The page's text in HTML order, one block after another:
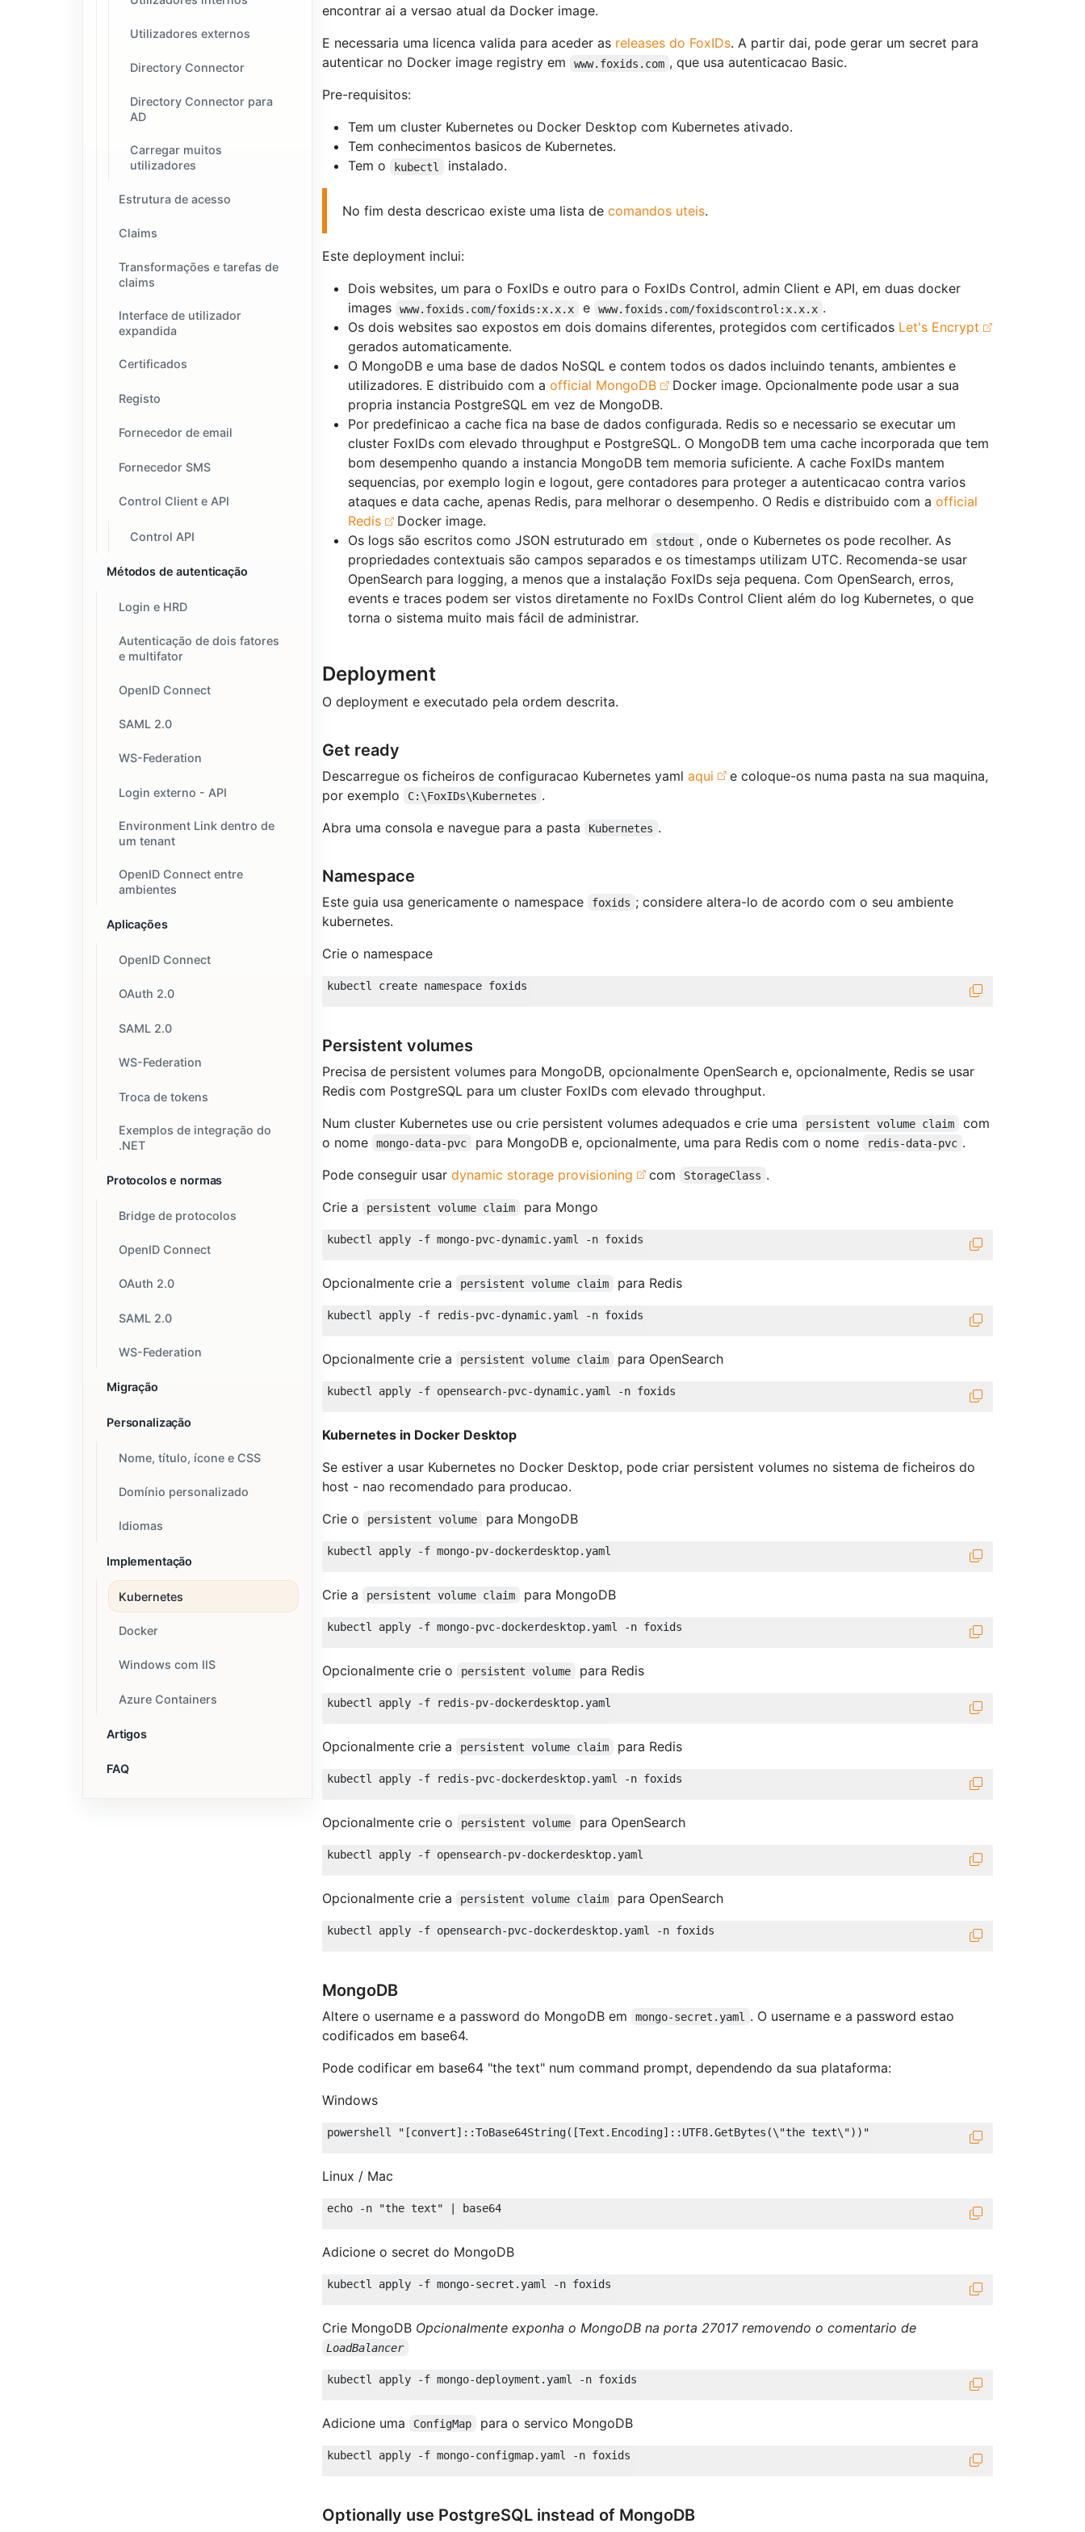
Utilizadores externos
Directory Connector
Directory Connector para
AD
Carregar muitos
utilizadores
Estrutura de acesso
Claims
Transformações e tarefas de
claims
Interface de utilizador
expandida
Certificados
Registo
Fornecedor de email
Fornecedor SMS
Control Client e API
Control API
Métodos de autenticação
Login e HRD
Autenticação de dois fatores
e multifator
OpenID Connect
SAML 2.0
WS-Federation
Login externo - API
Environment Link dentro de
um tenant
OpenID Connect entre
ambientes
Aplicações
OpenID Connect
OAuth 2.0
SAML 2.0
WS-Federation
Troca de tokens
Exemplos de integração do
.NET
Protocolos e normas
Bridge de protocolos
OpenID Connect
OAuth 2.0
SAML 2.0
WS-Federation
Migração
Personalização
Nome, título, ícone e CSS
Domínio personalizado
Idiomas
Implementação
Kubernetes
Docker
Windows com IIS
Azure Containers
Artigos
FAQ
encontrar ai a versao atual da Docker image.
E necessaria uma licenca valida para aceder as releases do FoxIDs. A partir dai, pode gerar um secret para
autenticar no Docker image registry em
www.foxids.com , que usa autenticacao Basic.
Pre-requisitos:
Tem um cluster Kubernetes ou Docker Desktop com Kubernetes ativado.
Tem conhecimentos basicos de Kubernetes.
Tem o
kubectl instalado.
No fim desta descricao existe uma lista decomandos uteis.
Este deployment inclui:
Dois websites, um para o FoxIDs e outro para o FoxIDs Control, admin Client e API, em duas docker
images
www.foxids.com/foxids:x.x.x e www.foxids.com/foxidscontrol:x.x.x .
Os dois websites sao expostos em dois domains diferentes, protegidos com certificados Let's Encrypt
gerados automaticamente.
O MongoDB e uma base de dados NoSQL e contem todos os dados incluindo tenants, ambientes e
utilizadores. E distribuido com a official MongoDB
Docker image. Opcionalmente pode usar a sua
propria instancia PostgreSQL em vez de MongoDB.
Por predefinicao a cache fica na base de dados configurada. Redis so e necessario se executar um
cluster FoxIDs com elevado throughput e PostgreSQL. O MongoDB tem uma cache incorporada que tem
bom desempenho quando a instancia MongoDB tem memoria suficiente. A cache FoxIDs mantem
sequencias, por exemplo login e logout, gere contadores para proteger a autenticacao contra varios
ataques e data cache, apenas Redis, para melhorar o desempenho. O Redis e distribuido com a official
Redis
Docker image.
Os logs são escritos como JSON estruturado em
stdout , onde o Kubernetes os pode recolher. As
propriedades contextuais são campos separados e os timestamps utilizam UTC. Recomenda-se usar
OpenSearch para logging, a menos que a instalação FoxIDs seja pequena. Com OpenSearch, erros,
events e traces podem ser vistos diretamente no FoxIDs Control Client além do log Kubernetes, o que
torna o sistema muito mais fácil de administrar.
Deployment
O deployment e executado pela ordem descrita.
Get ready
Descarregue os ficheiros de configuracao Kubernetes yaml aqui
e coloque-os numa pasta na sua maquina,
por exemplo
C:\FoxIDs\Kubernetes .
Abra uma consola e navegue para a pasta
Kubernetes .
Namespace
Este guia usa genericamente o namespace foxids ; considere altera-lo de acordo com o seu ambiente
kubernetes.
Crie o namespace
Persistent volumes
Precisa de persistent volumes para MongoDB, opcionalmente OpenSearch e, opcionalmente, Redis se usar
Redis com PostgreSQL para um cluster FoxIDs com elevado throughput.
Num cluster Kubernetes use ou crie persistent volumes adequados e crie uma
persistent volume claim
com
o nome
mongo-data-pvc para MongoDB e, opcionalmente, uma para Redis com o nome redis-data-pvc .
Pode conseguir usar dynamic storage provisioning com StorageClass .
Crie a
persistent volume claim para Mongo
Opcionalmente crie a persistent volume claim para Redis
Opcionalmente crie a persistent volume claim para OpenSearch
Kubernetes in Docker Desktop
Se estiver a usar Kubernetes no Docker Desktop, pode criar persistent volumes no sistema de ficheiros do
host - nao recomendado para producao.
Crie o
persistent volume para MongoDB
Crie a persistent volume claim para MongoDB
Opcionalmente crie o persistent volume para Redis
Opcionalmente crie a persistent volume claim para Redis
Opcionalmente crie o persistent volume para OpenSearch
Opcionalmente crie a persistent volume claim para OpenSearch
MongoDB
Altere o username e a password do MongoDB em mongo-secret.yaml
. O username e a password estao
codificados em base64.
Pode codificar em base64 "the text" num command prompt, dependendo da sua plataforma:
Windows
powershell "[convert]::ToBase64String([Text.Encoding]::UTF8.GetBytes(\"the text\"))"
Linux / Mac
echo -n "the text" | base64
Adicione o secret do MongoDB
Crie MongoDB Opcionalmente exponha o MongoDB na porta 27017 removendo o comentario de
LoadBalancer
Adicione uma ConfigMap para o servico MongoDB
Optionally use PostgreSQL instead of MongoDB